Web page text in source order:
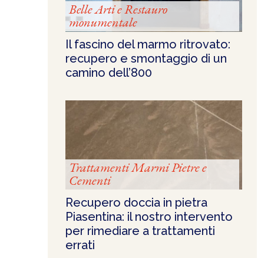
Belle Arti e Restauro
monumentale
Il fascino del marmo ritrovato:
recupero e smontaggio di un
camino dell’800
Trattamenti Marmi Pietre e
Cementi
Recupero doccia in pietra
Piasentina: il nostro intervento
per rimediare a trattamenti
errati